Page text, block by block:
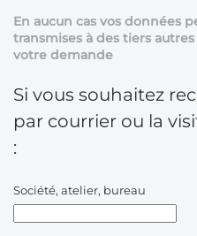
En aucun cas vos données
transmises à des tiers
votre demande
Si vous souhaitez
par courrier ou la
:
Société, atelier, bureau